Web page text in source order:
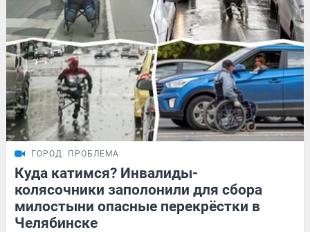
ГОРОД ПРОБЛЕМА
Куда катимся? Инвалиды-
колясочники заполонили для сбора
милостыни опасные перекрёстки в
Челябинске